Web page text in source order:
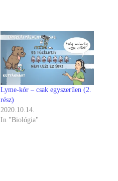
Lyme-kór – csak egyszerűen (2.
rész)
2020.10.14.
In "Biológia"